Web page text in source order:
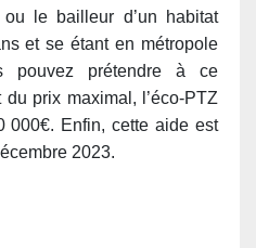
le bailleur d’un habitat
et se étant en métropole
pouvez prétendre à ce
prix maximal, l’éco-PTZ
000€. Enfin, cette aide est
2023.